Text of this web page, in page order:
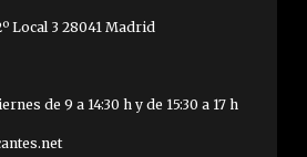
Local 3 28041 Madrid
de 9 a 14:30 h y de 15:30 a 17 h